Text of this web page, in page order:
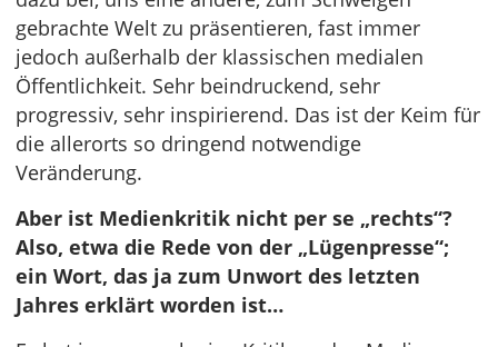
gebrachte Welt zu präsentieren, fast immer
jedoch außerhalb der klassischen medialen
Öffentlichkeit. Sehr beindruckend, sehr
progressiv, sehr inspirierend. Das ist der Keim für
die allerorts so dringend notwendige
Veränderung.
Aber ist Medienkritik nicht per se „rechts“?
Also, etwa die Rede von der „Lügenpresse“;
ein Wort, das ja zum Unwort des letzten
Jahres erklärt worden ist…